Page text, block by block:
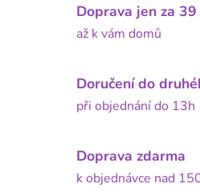
Doprava jen za 39
až k vám domů
Doručení do
při objednání do 13h
Doprava zdarma
k objednávce nad